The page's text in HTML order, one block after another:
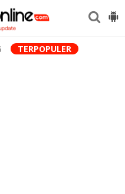
TERPOPULER